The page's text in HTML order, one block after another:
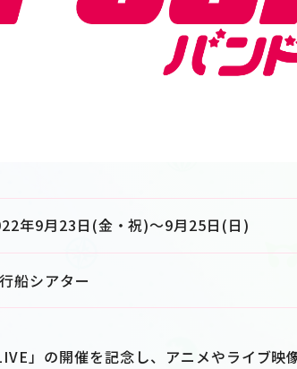
年9月23日(金・祝)～9月25日(日)
船シアター
」の開催を記念し、アニメやライブ映